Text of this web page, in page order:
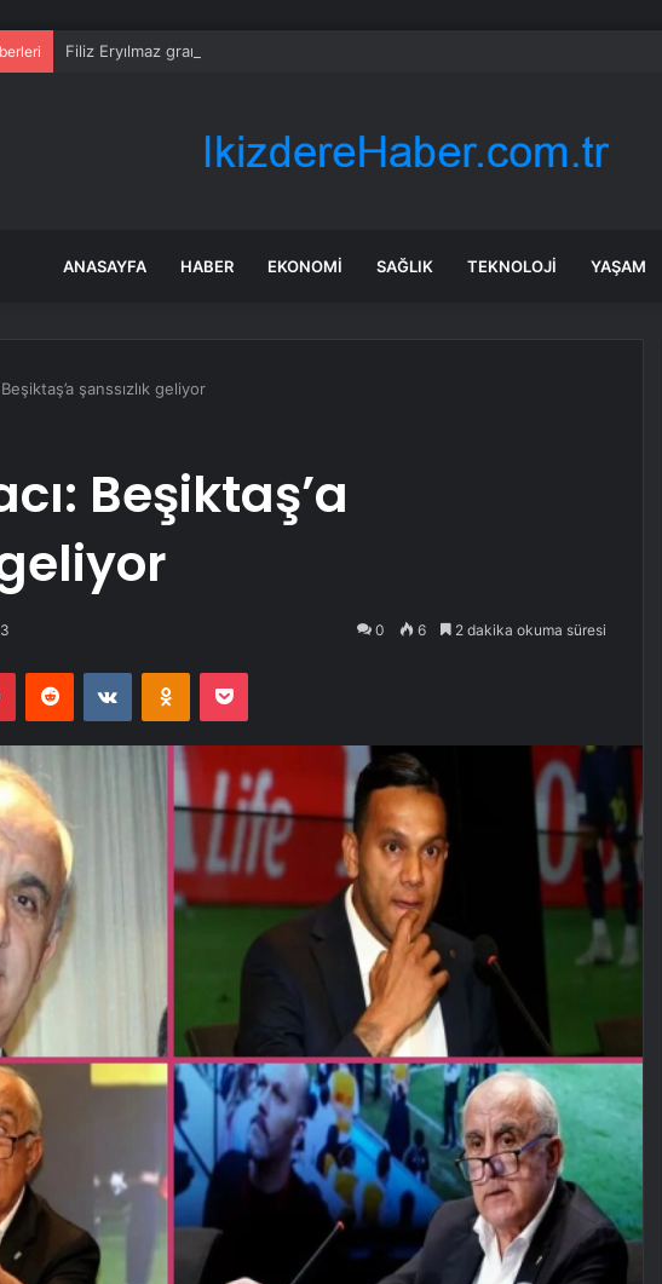
Filiz Eryılmaz gram altın için rakam verdi: Yarın akşama işaret etti
ANASAYFA HABER EKONOMI SAĞLIK TEKNOLOJI YAŞAM
şanssızlık geliyor
Beşiktaş’a
0 6 2 dakika okuma süresi
PinterestReddit VKontakteOdnoklassniki
Pocket